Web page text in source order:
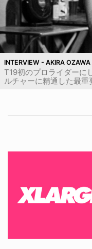
INTERVIEW - AKIRA OZAWA
T19初のプロライダーに
ルチャーに精通した最重